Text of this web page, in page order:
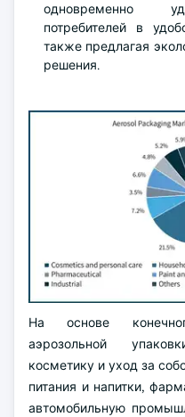
одновременно
потребителей в
также предлагая
решения.
На основе
аэрозольной
косметику и уход за
питания и напитки,
автомобильную